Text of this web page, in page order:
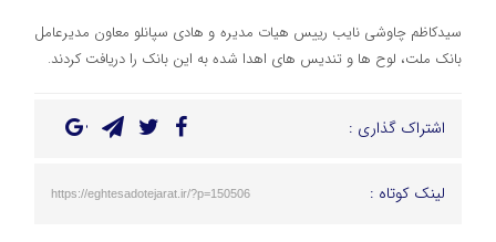
سیدکاظم چاوشی نایب رییس هیات مدیره و هادی سپانلو معاون مدیرعامل
بانک ملت، لوح ها و تندیس های اهدا شده به این بانک را دریافت کردند.
اشتراک گذاری :
لینک کوتاه : https://eghtesadotejarat.ir/?p=150506